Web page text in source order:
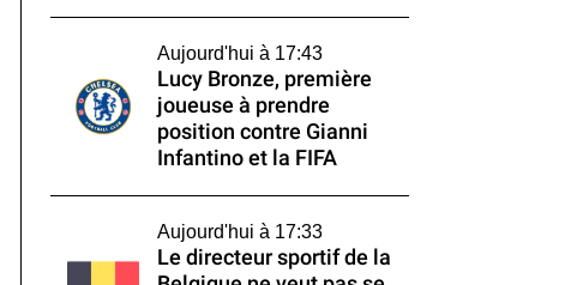
Aujourd'hui à 17:43
Lucy Bronze, première
joueuse à prendre
position contre Gianni
Infantino et la FIFA
Aujourd'hui à 17:33
Le directeur sportif de la